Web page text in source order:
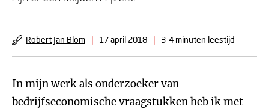
Robert Jan Blom | 17 april 2018 | 3-4 minuten leestijd
In mijn werk als onderzoeker van
bedrijfseconomische vraagstukken heb ik met